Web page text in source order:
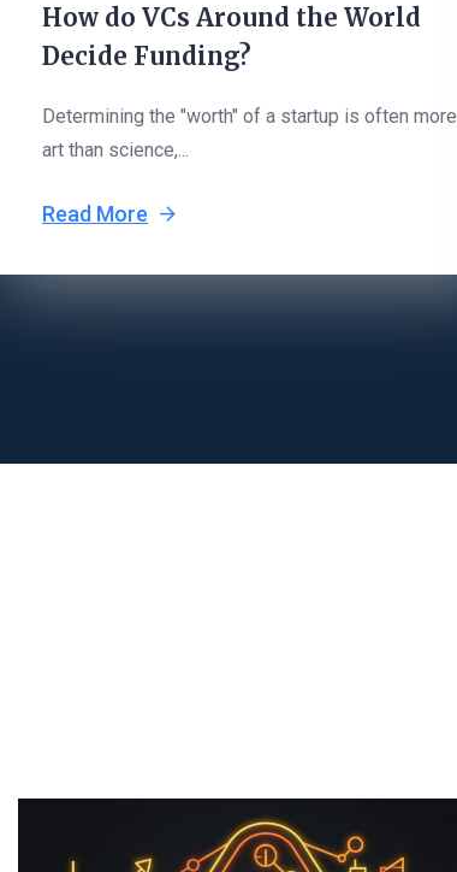
How do VCs Around the World
Decide Funding?
Determining the "worth" of a startup is often more
art than science,...
Read More